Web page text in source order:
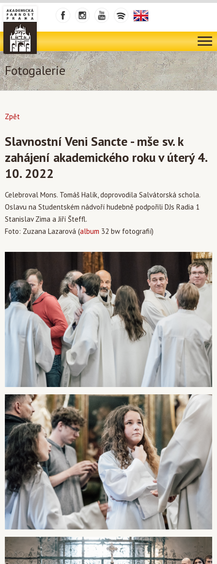
Fotogalerie
Zpět
Slavnostní Veni Sancte - mše sv. k
zahájení akademického roku v úterý 4.
10. 2022
Celebroval Mons. Tomáš Halík, doprovodila Salvátorská schola.
Oslavu na Studentském nádvoří hudebně podpořili DJs Radia 1
Stanislav Zima a Jiří Šteffl.
Foto: Zuzana Lazarová (album 32 bw fotografií)